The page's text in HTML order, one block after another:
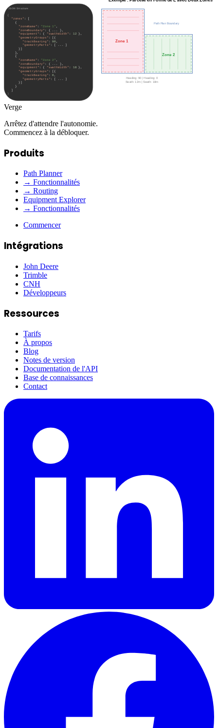
Verge
Arrêtez d'attendre l'autonomie.
Commencez à la débloquer.
Produits
Path Planner
→ Fonctionnalités
→ Routing
Equipment Explorer
→ Fonctionnalités
Commencer
Intégrations
John Deere
Trimble
CNH
Développeurs
Ressources
Tarifs
À propos
Blog
Notes de version
Documentation de l'API
Base de connaissances
Contact